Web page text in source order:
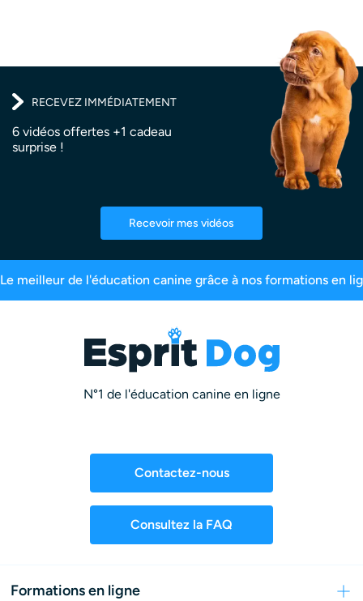
RECEVEZ IMMÉDIATEMENT
6 vidéos offertes +1 cadeau
surprise !
Recevoir mes vidéos
en ligne Plus de 200 000 maîtres inscrits
N°1 de l'éducation canine en ligne
Contactez-nous
Consultez la FAQ
Formations en ligne